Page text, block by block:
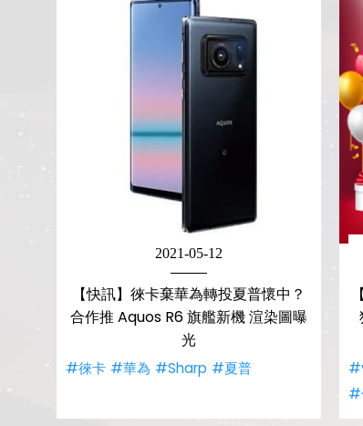
2021-05-12
【快訊】徠卡棄華為轉投夏普懷中？
合作推 Aquos R6 旗艦新機 渲染圖曝
光
#徠卡 #華為 #Sharp #夏普
#